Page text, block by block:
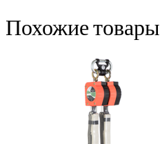
Похожие товары